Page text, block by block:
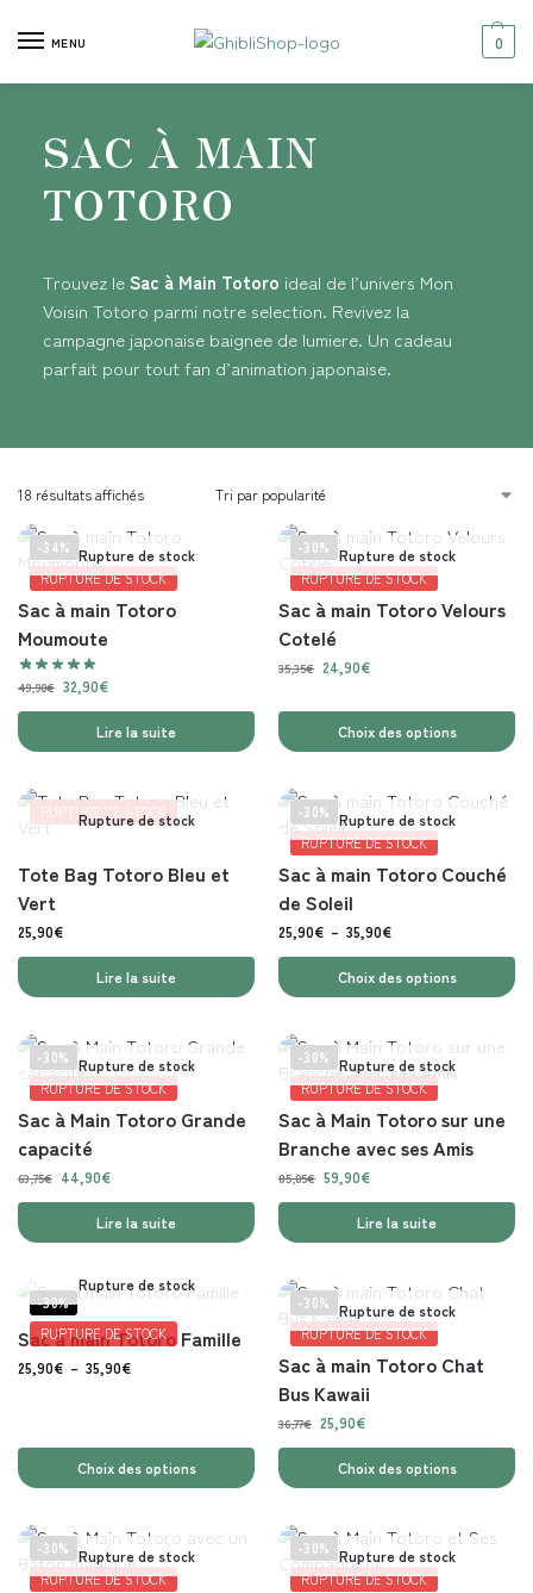
MENU 0
SAC À MAIN
TOTORO
Trouvez leSac à Main Totoro ideal de l’univers Mon
Voisin Totoro parmi notre selection. Revivez la
campagne japonaise baignee de lumiere. Un cadeau
parfait pour tout fan d’animation japonaise.
18 résultats affichés
-34%
RUPTURE DE STOCK
Rupture de stock
Sac à main Totoro
Moumoute
49,90€ 32,90€
Lire la suite
-30%
RUPTURE DE STOCK
Rupture de stock
Sac à main Totoro Velours
Cotelé
35,35€ 24,90€
Choix des options
RUPTURE DE STOCK
Rupture de stock
Tote Bag Totoro Bleu et
Vert
25,90€
Lire la suite
-30%
RUPTURE DE STOCK
Rupture de stock
Sac à main Totoro Couché
de Soleil
25,90€ – 35,90€
Choix des options
-30%
RUPTURE DE STOCK
Rupture de stock
Sac à Main Totoro Grande
capacité
63,75€ 44,90€
Lire la suite
-30%
RUPTURE DE STOCK
Rupture de stock
Sac à Main Totoro sur une
Branche avec ses Amis
85,05€ 59,90€
Lire la suite
-30%
RUPTURE DE STOCK
Rupture de stock
Sac à main Totoro Famille
25,90€ – 35,90€
Choix des options
-30%
RUPTURE DE STOCK
Rupture de stock
Sac à main Totoro Chat
Bus Kawaii
36,77€ 25,90€
Choix des options
-30%
RUPTURE DE STOCK
Rupture de stock
-30%
RUPTURE DE STOCK
Rupture de stock